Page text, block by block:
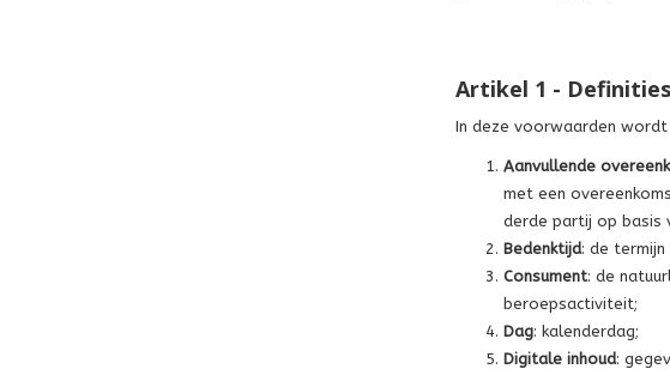
Artikel 1 - Definities
In deze voorwaarden
Aanvullende
met een
derde partij op basis
Bedenktijd: de termijn
Consument: de
beroepsactiviteit;
Dag: kalenderdag;
Digitale inhoud: